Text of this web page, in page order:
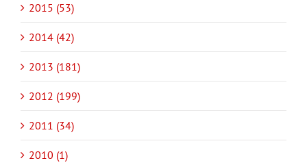
2015 (53)
2014 (42)
2013 (181)
2012 (199)
2011 (34)
2010 (1)